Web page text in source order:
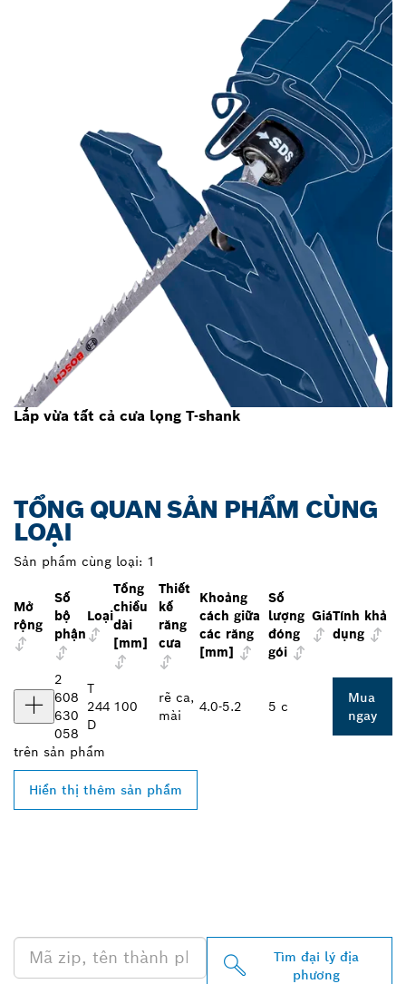
Lắp vừa tất cả cưa lọng T-shank
TỔNG QUAN SẢN PHẨM CÙNG
LOẠI
Sản phẩm cùng loại: 1
Mở
rộng
Số
bộ
phận
Loại
Tổng
chiều
dài
[mm]
Thiết
kế
răng
cưa
Khoảng
cách giữa
các răng
[mm]
Số
lượng
đóng
gói
GiáTính khả
dụng
2
608
630
058
T
244
D
100
rẽ ca,
mài
4.0-5.2 5 c
Mua
ngay
trên sản phẩm
Hiển thị thêm sản phẩm
Tìm đại lý địa
phương